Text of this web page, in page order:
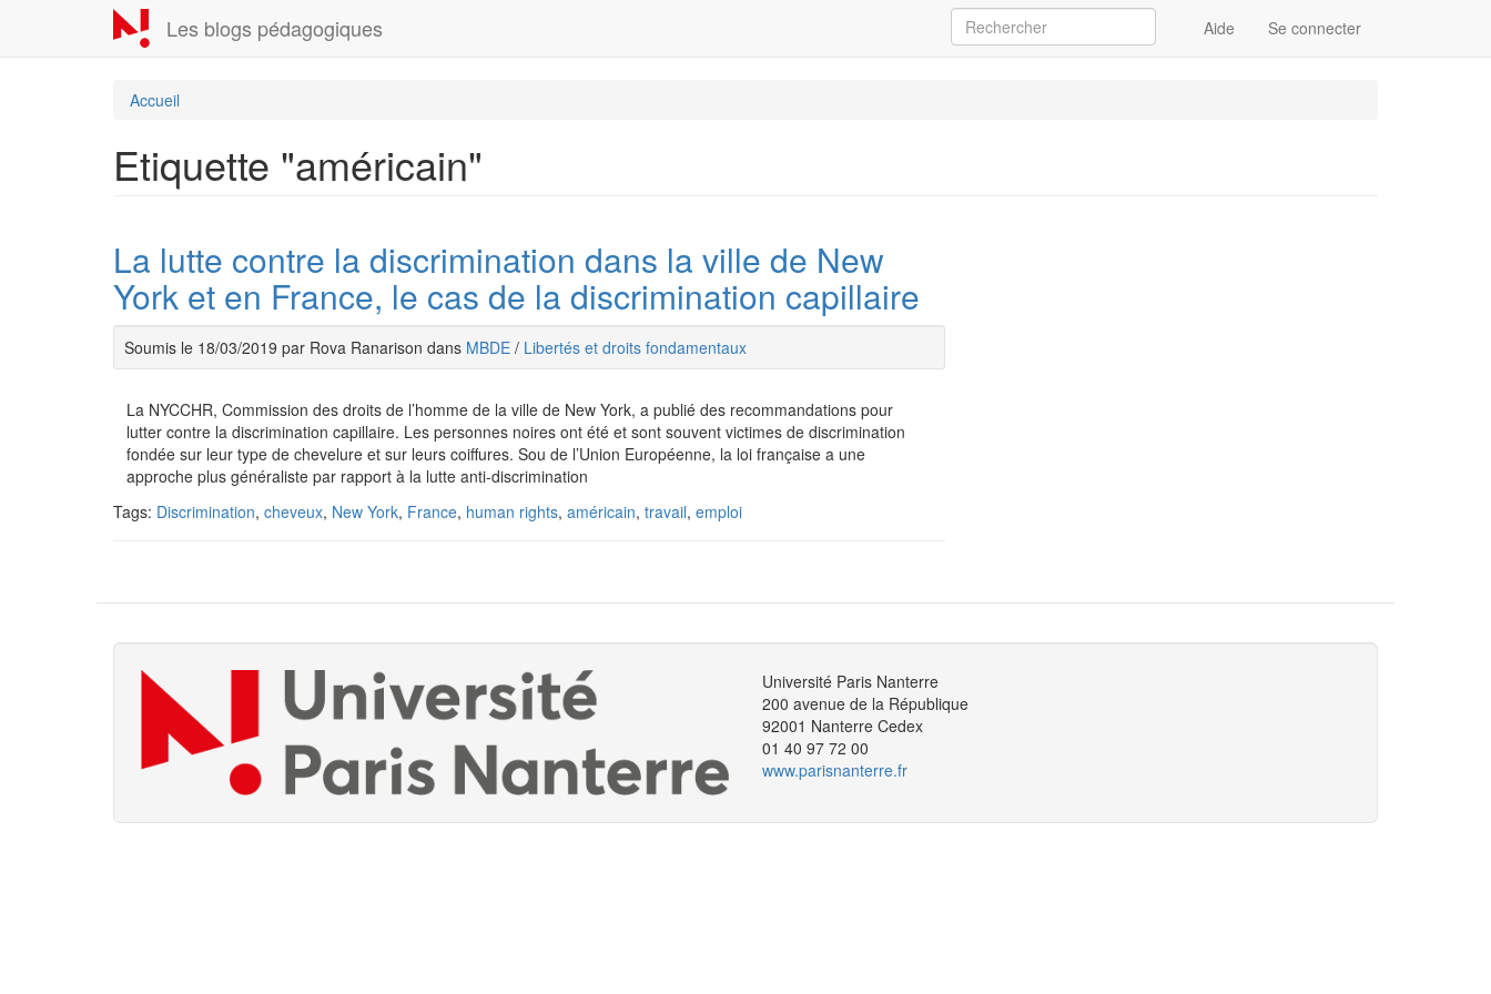
contenu
Les blogs pédagogiques Aide Se connecter
Accueil
Etiquette "américain"
La lutte contre la discrimination dans la ville de New
York et en France, le cas de la discrimination capillaire
Soumis le 18/03/2019 par Rova Ranarison dans MBDE / Libertés et droits fondamentaux
La NYCCHR, Commission des droits de l’homme de la ville de New York, a publié des recommandations pour
lutter contre la discrimination capillaire. Les personnes noires ont été et sont souvent victimes de discrimination
fondée sur leur type de chevelure et sur leurs coiffures. Sou de l’Union Européenne, la loi française a une
approche plus généraliste par rapport à la lutte anti-discrimination
Tags: Discrimination, cheveux, New York, France, human rights, américain, travail, emploi
Université Paris Nanterre
200 avenue de la République
92001 Nanterre Cedex
01 40 97 72 00
www.parisnanterre.fr